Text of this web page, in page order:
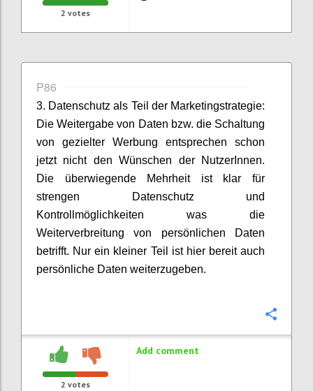
2 votes
P86
3. Datenschutz als Teil der Marketingstrategie:
Die Weitergabe von Daten bzw. die Schaltung
von gezielter Werbung entsprechen schon
jetzt nicht den Wünschen der NutzerInnen.
Die überwiegende Mehrheit ist klar für
strengen Datenschutz und
Kontrollmöglichkeiten was die
Weiterverbreitung von persönlichen Daten
betrifft. Nur ein kleiner Teil ist hier bereit auch
persönliche Daten weiterzugeben.
2 votes
Add comment